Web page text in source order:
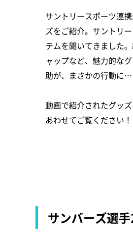
サントリースポーツ連
ズをご紹介。サントリ
テムを聞いてきました
ャップなど、魅力的な
助が、まさかの行動に…
動画で紹介されたグッズ
あわせてご覧ください！
サンバーズ選